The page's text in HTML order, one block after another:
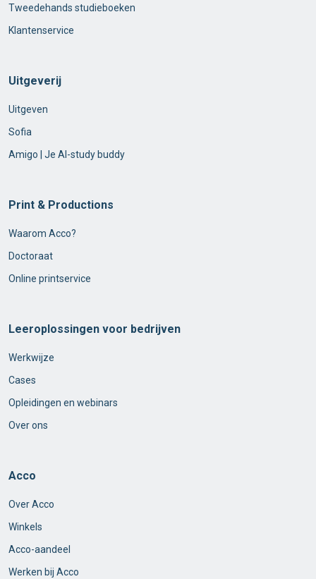
Tweedehands studieboeken
Klantenservice
Uitgeverij
Uitgeven
Sofia
Amigo | Je AI-study buddy
Print & Productions
Waarom Acco?
Doctoraat
Online printservice
Leeroplossingen voor bedrijven
Werkwijze
Cases
Opleidingen en webinars
Over ons
Acco
Over Acco
Winkels
Acco-aandeel
Werken bij Acco